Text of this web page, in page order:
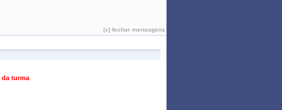
(x) fechar mensagens
da turma